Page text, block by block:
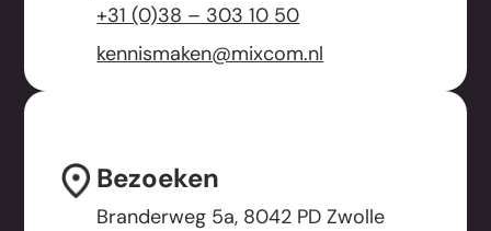
+31 (0)38 – 303 10 50
kennismaken@mixcom.nl
Bezoeken
Branderweg 5a, 8042 PD Zwolle